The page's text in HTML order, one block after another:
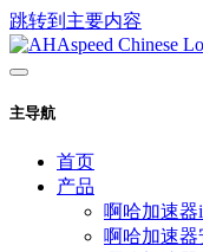
跳转到主要内容
主导航
首页
产品
啊哈加速器
啊哈加速